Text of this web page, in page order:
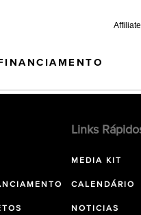
Links
MEDIA KIT
CALENDÁRIO
NOTICIAS